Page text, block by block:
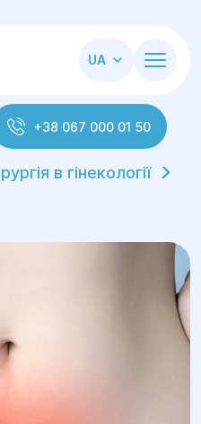
UA
+38 067 000 01 50
в гінекології